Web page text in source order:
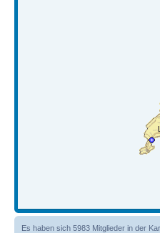
Es haben sich 5983 Mitglieder in der